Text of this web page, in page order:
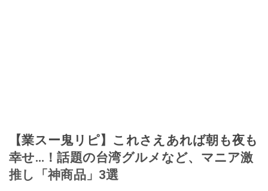
【業スー鬼リピ】これさえあれば朝も夜も
幸せ…！話題の台湾グルメなど、マニア激
推し「神商品」3選